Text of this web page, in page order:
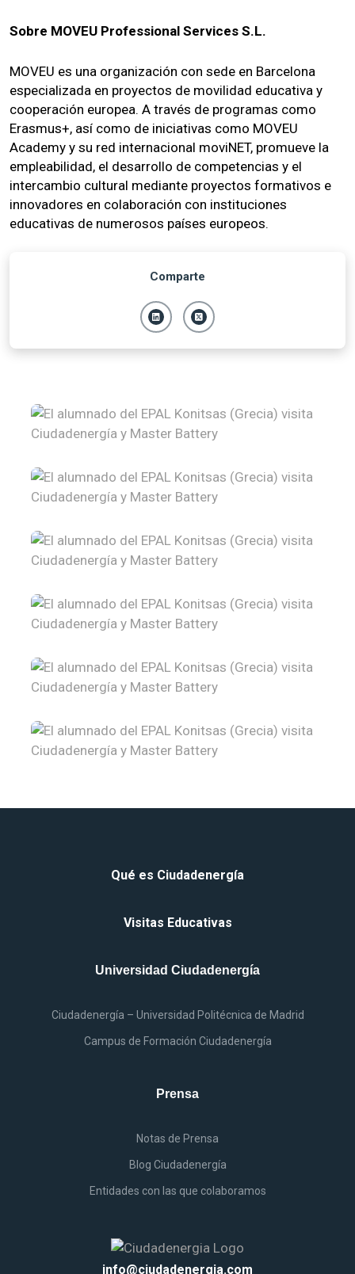
Sobre MOVEU Professional Services S.L.
MOVEU es una organización con sede en Barcelona
especializada en proyectos de movilidad educativa y
cooperación europea. A través de programas como
Erasmus+, así como de iniciativas como MOVEU
Academy y su red internacional moviNET, promueve la
empleabilidad, el desarrollo de competencias y el
intercambio cultural mediante proyectos formativos e
innovadores en colaboración con instituciones
educativas de numerosos países europeos.
Comparte
Qué es Ciudadenergía
Visitas Educativas
Universidad Ciudadenergía
Ciudadenergía – Universidad Politécnica de Madrid
Campus de Formación Ciudadenergía
Prensa
Notas de Prensa
Blog Ciudadenergía
Entidades con las que colaboramos
info@ciudadenergia.com